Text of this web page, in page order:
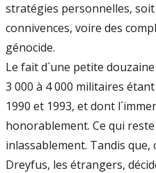
stratégies personnelles,
connivences, voire des
génocide.
Le fait d´une petite
3 000 à 4 000 militaires
1990 et 1993, et dont
honorablement. Ce qui
inlassablement. Tandis que,
Dreyfus, les étrangers,